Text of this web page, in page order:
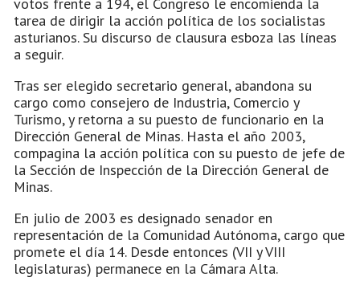
tarea de dirigir la acción política de los socialistas
asturianos. Su discurso de clausura esboza las líneas
a seguir.
Tras ser elegido secretario general, abandona su
cargo como consejero de Industria, Comercio y
Turismo, y retorna a su puesto de funcionario en la
Dirección General de Minas. Hasta el año 2003,
compagina la acción política con su puesto de jefe de
la Sección de Inspección de la Dirección General de
Minas.
En julio de 2003 es designado senador en
representación de la Comunidad Autónoma, cargo que
promete el día 14. Desde entonces (VII y VIII
legislaturas) permanece en la Cámara Alta.